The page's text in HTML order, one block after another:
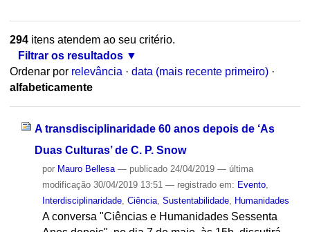
294itens atendem ao seu critério.
Filtrar os resultados
Ordenar por relevância · data (mais recente primeiro) ·
alfabeticamente
A transdisciplinaridade 60 anos depois de ‘As
Duas Culturas’ de C. P. Snow
por Mauro Bellesa — publicado24/04/2019 — última
modificação30/04/2019 13:51 — registrado em: Evento,
Interdisciplinaridade, Ciência, Sustentabilidade, Humanidades
A conversa "Ciências e Humanidades Sessenta